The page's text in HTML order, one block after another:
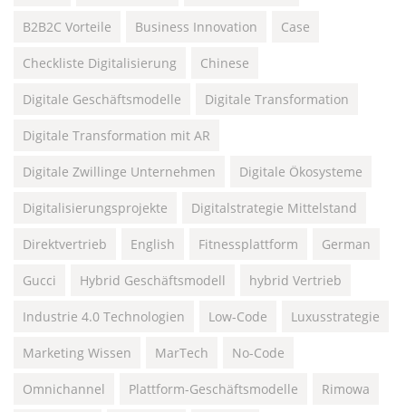
B2B2C Vorteile Business Innovation Case
Checkliste Digitalisierung Chinese
Digitale Geschäftsmodelle Digitale Transformation
Digitale Transformation mit AR
Digitale Zwillinge Unternehmen Digitale Ökosysteme
Digitalisierungsprojekte Digitalstrategie Mittelstand
Direktvertrieb English Fitnessplattform German
Gucci Hybrid Geschäftsmodell hybrid Vertrieb
Industrie 4.0 Technologien Low-Code Luxusstrategie
Marketing Wissen MarTech No-Code
Omnichannel Plattform-Geschäftsmodelle Rimowa